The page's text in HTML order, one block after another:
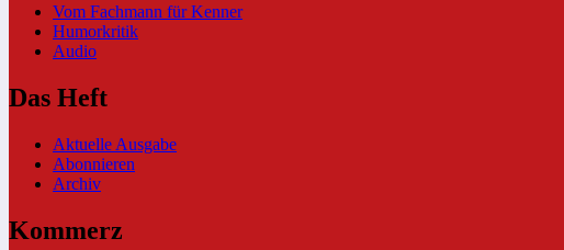
Vom Fachmann für Kenner
Humorkritik
Audio
Das Heft
Aktuelle Ausgabe
Abonnieren
Archiv
Kommerz